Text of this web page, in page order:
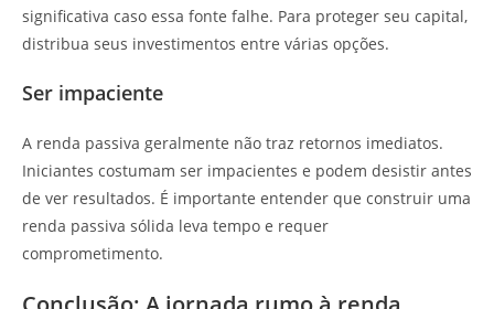
significativa caso essa fonte falhe. Para proteger seu capital,
distribua seus investimentos entre várias opções.
Ser impaciente
A renda passiva geralmente não traz retornos imediatos.
Iniciantes costumam ser impacientes e podem desistir antes
de ver resultados. É importante entender que construir uma
renda passiva sólida leva tempo e requer
comprometimento.